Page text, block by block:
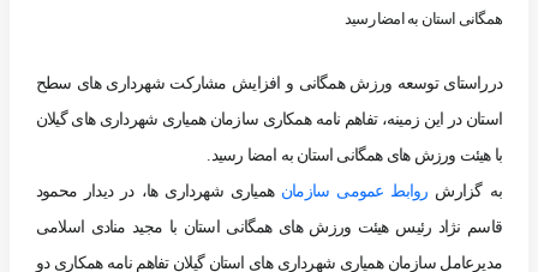
درراستای توسعه ورزش همگانی و افزایش مشارکت شهرداری های سطح
استان در این زمینه، تفاهم نامه همکاری سازمان همیاری شهرداری های گیلان
با هیئت ورزش های همگانی استان به امضا رسید.
به گزارش روابط عمومی سازمان همیاری شهرداری ها، در دیدار محمود
قاسم نژاد رئیس هیئت ورزش های همگانی استان با مجید منادی اسلامی
مدیرعامل سازمان همیاری شهرداری های استان گیلان تفاهم نامه همکاری دو